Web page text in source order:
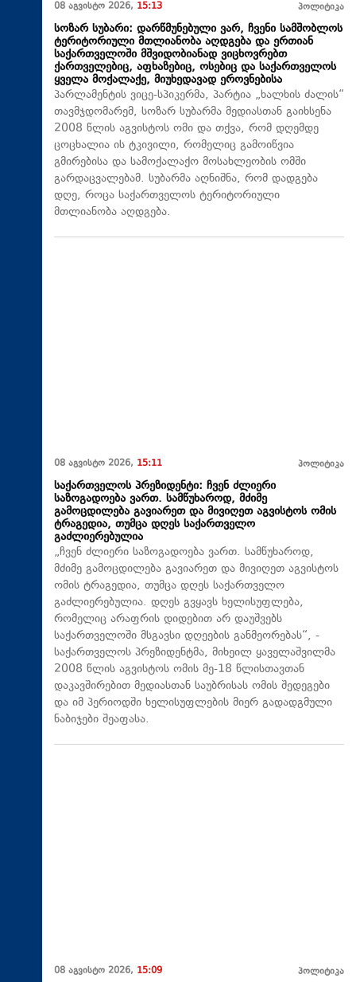
08 აგვისტო 2026, 15:13 პოლიტიკა
სოზარ სუბარი: დარწმუნებული ვარ, ჩვენი სამშობლოს
ტერიტორიული მთლიანობა აღდგება და ერთიან
საქართველოში მშვიდობიანად ვიცხოვრებთ
ქართველებიც, აფხაზებიც, ოსებიც და საქართველოს
ყველა მოქალაქე, მიუხედავად ეროვნებისა
პარლამენტის ვიცე-სპიკერმა, პარტია „ხალხის ძალის“
თავმჯდომარემ, სოზარ სუბარმა მედიასთან გაიხსენა
2008 წლის აგვისტოს ომი და თქვა, რომ დღემდე
ცოცხალია ის ტკივილი, რომელიც გამოიწვია
გმირებისა და სამოქალაქო მოსახლეობის ომში
გარდაცვალებამ. სუბარმა აღნიშნა, რომ დადგება
დღე, როცა საქართველოს ტერიტორიული
მთლიანობა აღდგება.
08 აგვისტო 2026, 15:11 პოლიტიკა
საქართველოს პრეზიდენტი: ჩვენ ძლიერი
საზოგადოება ვართ. სამწუხაროდ, მძიმე
გამოცდილება გავიარეთ და მივიღეთ აგვისტოს ომის
ტრაგედია, თუმცა დღეს საქართველო
გაძლიერებულია
„ჩვენ ძლიერი საზოგადოება ვართ. სამწუხაროდ,
მძიმე გამოცდილება გავიარეთ და მივიღეთ აგვისტოს
ომის ტრაგედია, თუმცა დღეს საქართველო
გაძლიერებულია. დღეს გვყავს ხელისუფლება,
რომელიც არაფრის დიდებით არ დაუშვებს
საქართველოში მსგავსი დღეების განმეორებას“, -
საქართველოს პრეზიდენტმა, მიხეილ ყაველაშვილმა
2008 წლის აგვისტოს ომის მე-18 წლისთავთან
დაკავშირებით მედიასთან საუბრისას ომის შედეგები
და იმ პერიოდში ხელისუფლების მიერ გადადგმული
ნაბიჯები შეაფასა.
08 აგვისტო 2026, 15:09 პოლიტიკა